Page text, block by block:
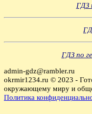
ГДЗ
ГДЗ по
admin-gdz@rambler.ru
okrmir1234.ru © 2023 -
окружающему миру и
Политика